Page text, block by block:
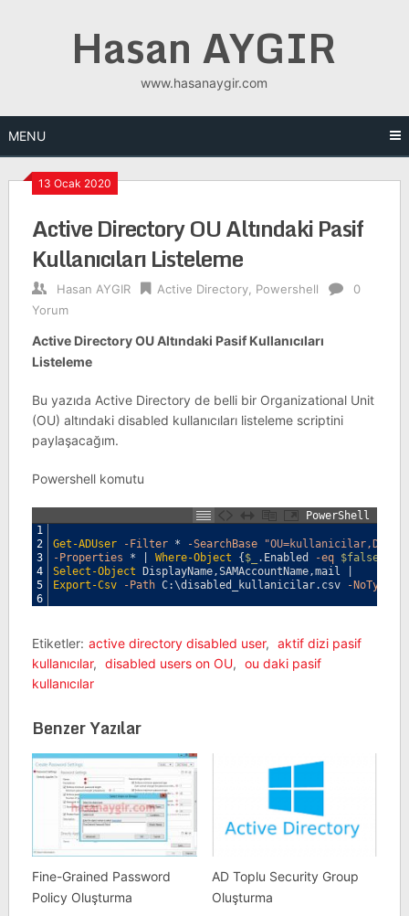
Hasan AYGIR
www.hasanaygir.com
MENU
13 Ocak 2020
Active Directory OU Altındaki Pasif
Kullanıcıları Listeleme
Hasan AYGIR Active Directory, Powershell
0
Yorum
Active Directory OU Altındaki Pasif Kullanıcıları
Listeleme
Bu yazıda Active Directory de belli bir Organizational Unit
(OU) altındaki disabled kullanıcıları listeleme scriptini
paylaşacağım.
Powershell komutu
PowerShell
1
2
3
4
5
6
Get-ADUser -Filter * -SearchBase
-Properties
* Where-Object { $_ . Enabled -eq $false
Select-Object
DisplayName,SAMAccountName,mail
Export-Csv
-Path C:\disabled_kullanicilar. csv -
Etiketler: active directory disabled user, aktif dizi pasif
kullanıcılar, disabled users on OU, ou daki pasif
kullanıcılar
Benzer Yazılar
Fine-Grained Password
Policy Oluşturma
AD Toplu Security Group
Oluşturma